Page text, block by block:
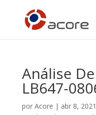
Análise
LB647-
por Acore | abr 8, 2021